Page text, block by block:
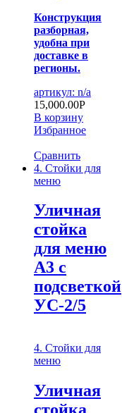
Конструкция
разборная,
удобна при
доставке в
регионы.
артикул: n/a
15,000.00Р
В корзину
Избранное
Сравнить
4. Стойки для
меню
Уличная
стойка
для меню
А3 с
подсветкой
УС-2/5
4. Стойки для
меню
Уличная